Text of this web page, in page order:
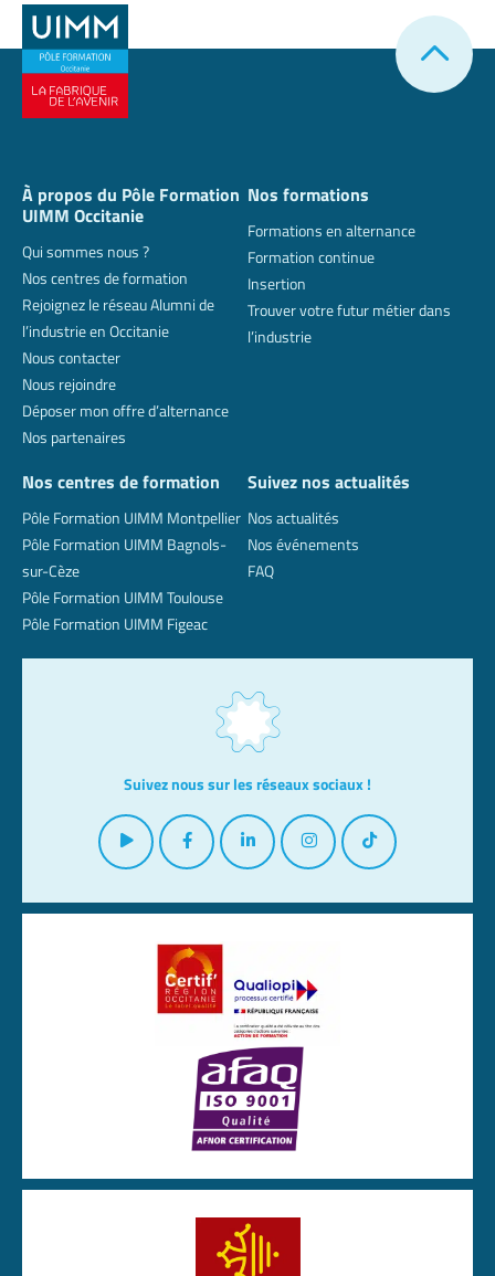
À propos du Pôle Formation
UIMM Occitanie
Qui sommes nous ?
Nos centres de formation
Rejoignez le réseau Alumni de
l’industrie en Occitanie
Nous contacter
Nous rejoindre
Déposer mon offre d’alternance
Nos partenaires
Nos formations
Formations en alternance
Formation continue
Insertion
Trouver votre futur métier dans
l’industrie
Nos centres de formation
Pôle Formation UIMM Montpellier
Pôle Formation UIMM Bagnols-
sur-Cèze
Pôle Formation UIMM Toulouse
Pôle Formation UIMM Figeac
Suivez nos actualités
Nos actualités
Nos événements
FAQ
Suivez nous sur les réseaux sociaux !